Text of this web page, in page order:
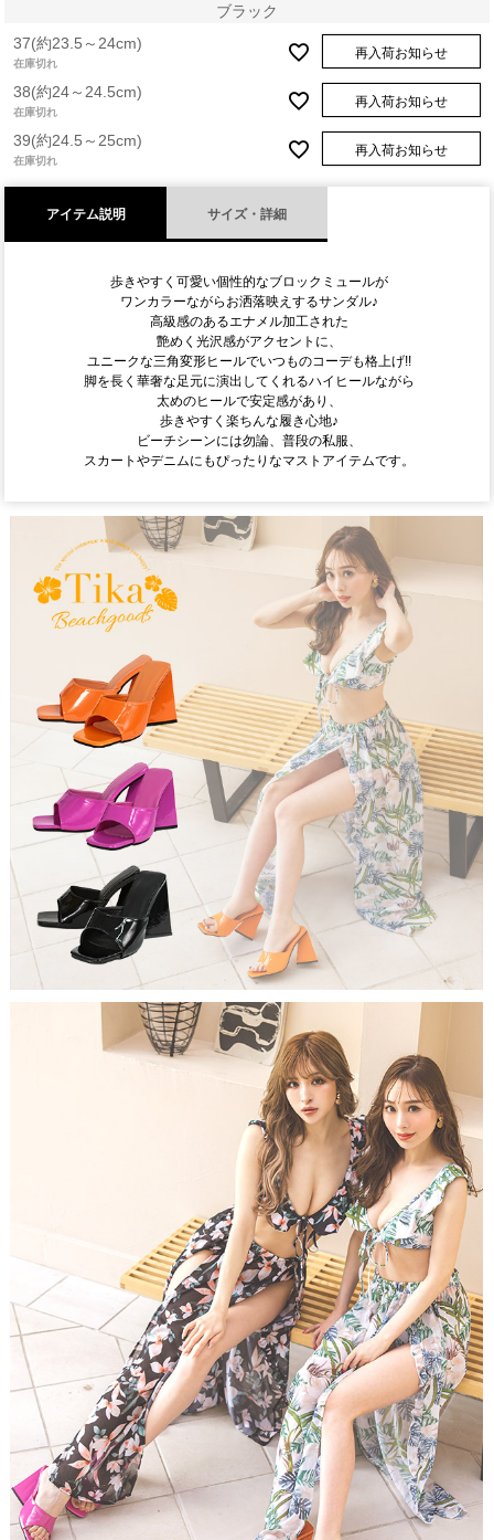
ブラック
37(約23.5～24cm)
在庫切れ
再入荷お知らせ
38(約24～24.5cm)
在庫切れ
再入荷お知らせ
39(約24.5～25cm)
在庫切れ
再入荷お知らせ
アイテム説明 サイズ・詳細
歩きやすく可愛い個性的なブロックミュールが
ワンカラーながらお洒落映えするサンダル♪
高級感のあるエナメル加工された
艶めく光沢感がアクセントに、
ユニークな三角変形ヒールでいつものコーデも格上げ!!
脚を長く華奢な足元に演出してくれるハイヒールながら
太めのヒールで安定感があり、
歩きやすく楽ちんな履き心地♪
ビーチシーンには勿論、普段の私服、
スカートやデニムにもぴったりなマストアイテムです。